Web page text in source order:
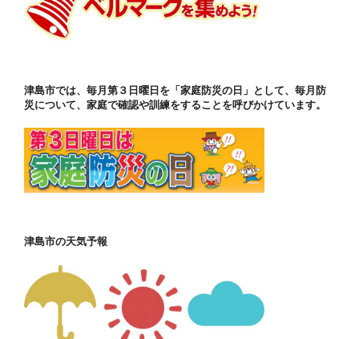
津島市では、毎月第３日曜日を「家庭防災の日」として、毎月防
災について、家庭で確認や訓練をすることを呼びかけています。
津島市の天気予報